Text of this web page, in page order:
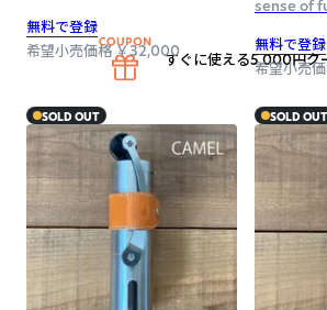
無料で登録
希望小売価格 ￥32,000
sense of
無料で登録
希望小売
SOLD OUT SOLD OUT
すぐに使える5,000円ク